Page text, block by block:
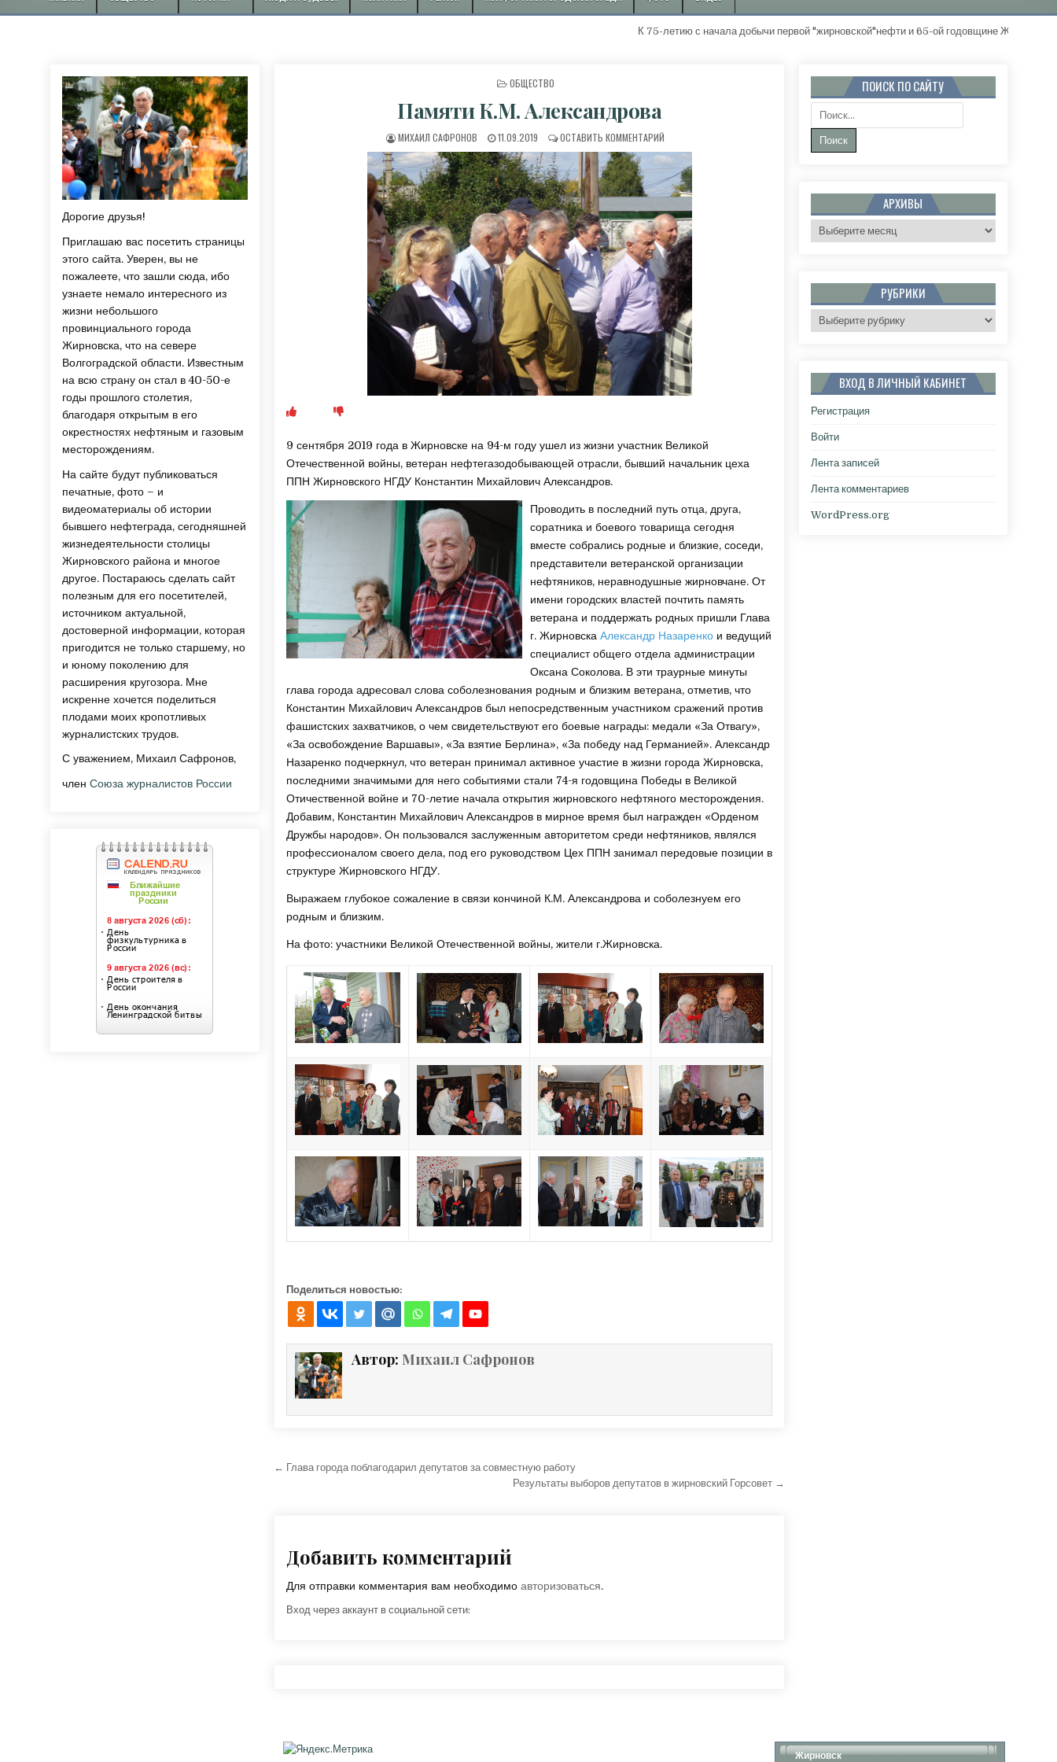
К 75-летию с начала добычи первой "жирновской"нефти и 65-ой годовщине
ОПУБЛИКОВАНО В
ОБЩЕСТВО
Памяти К.М. Александрова
АВТОР:
МИХАИЛ САФРОНОВ ДАТА ПУБЛИКАЦИИ:
11.09.2019 ОСТАВИТЬ КОММЕНТАРИЙ
9 сентября 2019 года в Жирновске на 94-м году ушел из жизни участник Великой
Отечественной войны, ветеран нефтегазодобывающей отрасли, бывший начальник цеха
ППН Жирновского НГДУ Константин Михайлович Александров.
Проводить в последний путь отца, друга,
соратника и боевого товарища сегодня
вместе собрались родные и близкие, соседи,
представители ветеранской организации
нефтяников, неравнодушные жирновчане. От
имени городских властей почтить память
ветерана и поддержать родных пришли Глава
г. ЖирновскаАлександр Назаренко и ведущий
специалист общего отдела администрации
Оксана Соколова. В эти траурные минуты
глава города адресовал слова соболезнования родным и близким ветерана, отметив, что
Константин Михайлович Александров был непосредственным участником сражений против
фашистских захватчиков, о чем свидетельствуют его боевые награды: медали «За Отвагу»,
«За освобождение Варшавы», «За взятие Берлина», «За победу над Германией». Александр
Назаренко подчеркнул, что ветеран принимал активное участие в жизни города Жирновска,
последними значимыми для него событиями стали 74-я годовщина Победы в Великой
Отичественной войне и 70-летие начала открытия жирновского нефтяного месторождения.
Добавим, Константин Михайлович Александров в мирное время был награжден «Орденом
Дружбы народов». Он пользовался заслуженным авторитетом среди нефтяников, являлся
профессионалом своего дела, под его руководством Цех ППН занимал передовые позиции в
структуре Жирновского НГДУ.
Выражаем глубокое сожаление в связи кончиной К.М. Александрова и соболезнуем его
родным и близким.
На фото: участники Великой Отечественной войны, жители г.Жирновска.
Поделиться новостью:
Автор: Михаил Сафронов
Навигация по записям
← Глава города поблагодарил депутатов за совместную работу
Результаты выборов депутатов в жирновский Горсовет →
Добавить комментарий
Для отправки комментария вам необходимоавторизоваться.
Вход через аккаунт в социальной сети:
Дорогие друзья!
Приглашаю вас посетить страницы
этого сайта. Уверен, вы не
пожалеете, что зашли сюда, ибо
узнаете немало интересного из
жизни небольшого
провинциального города
Жирновска, что на севере
Волгоградской области. Известным
на всю страну он стал в 40-50-е
годы прошлого столетия,
благодаря открытым в его
окрестностях нефтяным и газовым
месторождениям.
На сайте будут публиковаться
печатные, фото – и
видеоматериалы об истории
бывшего нефтеграда, сегодняшней
жизнедеятельности столицы
Жирновского района и многое
другое. Постараюсь сделать сайт
полезным для его посетителей,
источником актуальной,
достоверной информации, которая
пригодится не только старшему, но
и юному поколению для
расширения кругозора. Мне
искренне хочется поделиться
плодами моих кропотливых
журналистских трудов.
С уважением, Михаил Сафронов,
членСоюза журналистов России
ПОИСК ПО САЙТУ
Поиск:
АРХИВЫ
Архивы
РУБРИКИ
Рубрики
ВХОД В ЛИЧНЫЙ КАБИНЕТ
Регистрация
Войти
Лента записей
Лента комментариев
WordPress.org
Жирновск